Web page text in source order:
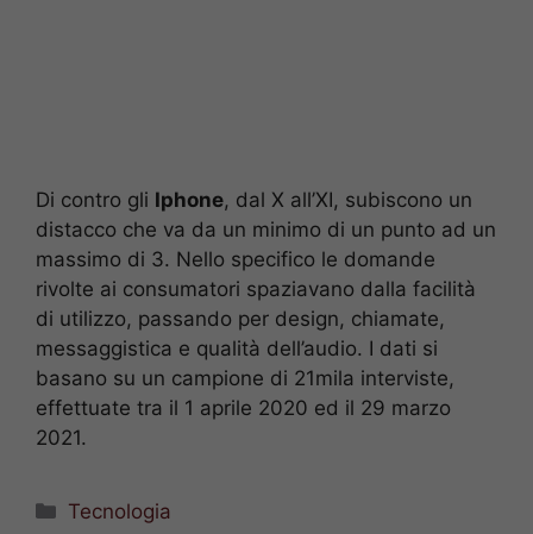
Di contro gli Iphone, dal X all’XI, subiscono un
distacco che va da un minimo di un punto ad un
massimo di 3. Nello specifico le domande
rivolte ai consumatori spaziavano dalla facilità
di utilizzo, passando per design, chiamate,
messaggistica e qualità dell’audio. I dati si
basano su un campione di 21mila interviste,
effettuate tra il 1 aprile 2020 ed il 29 marzo
2021.
Categorie
Tecnologia